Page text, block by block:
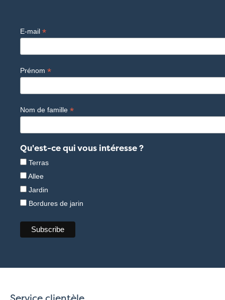
E-mail *
Prénom *
Nom de famille *
Qu'est-ce qui vous intéresse ?
Terras
Allee
Jardin
Bordures de jarin